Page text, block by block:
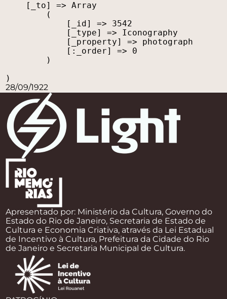
    [_to] => Array
        (
            [_id] => 3542
            [_type] => Iconography
            [_property] => photograph
            [:_order] => 0
        )
28/09/1922
Apresentado por: Ministério da Cultura, Governo do
Estado do Rio de Janeiro, Secretaria de Estado de
Cultura e Economia Criativa, através da Lei Estadual
de Incentivo à Cultura, Prefeitura da Cidade do Rio
de Janeiro e Secretaria Municipal de Cultura.